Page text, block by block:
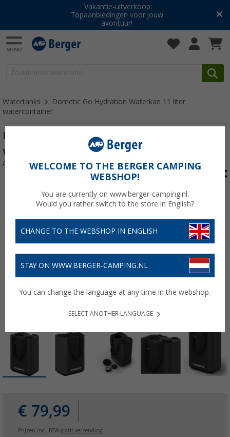
Vakantie-uitverkoop:
Topaanbiedingen voor jouw
avontuur!
Watertanks
Dometic Go Hydration Waterkan 11 liter
watercontainer
Dometic Go Hydration Waterkan 11 liter
waterreservoir Leisteen
Artikelnr: 371246
€ 79,99
Prijzen incl. BTW gratis verzending
WELCOME TO THE BERGER CAMPING
WEBSHOP!
You are currently on www.berger-camping.nl.
Would you rather switch to the store in English?
CHANGE TO THE WEBSHOP IN ENGLISH
STAY ON WWW.BERGER-CAMPING.NL
You can change the language at any time in the webshop.
SELECT ANOTHER LANGUAGE